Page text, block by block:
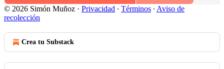
© 2026 Simón Muñoz · Privacidad ∙ Términos ∙ Aviso de
recolección
Crea tu Substack